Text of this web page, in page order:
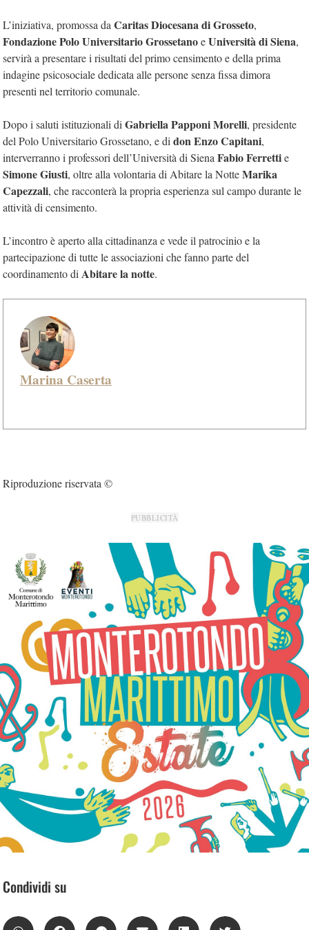
L’iniziativa, promossa da Caritas Diocesana di Grosseto,
Fondazione Polo Universitario GrossetanoeUniversità di Siena,
servirà a presentare i risultati del primo censimento e della prima
indagine psicosociale dedicata alle persone senza fissa dimora
presenti nel territorio comunale.
Dopo i saluti istituzionali di Gabriella Papponi Morelli, presidente
del Polo Universitario Grossetano, e di don Enzo Capitani,
interverranno i professori dell’Università di Siena Fabio Ferrettie
Simone Giusti, oltre alla volontaria di Abitare la NotteMarika
Capezzali, che racconterà la propria esperienza sul campo durante le
attività di censimento.
L’incontro è aperto alla cittadinanza e vede il patrocinio e la
partecipazione di tutte le associazioni che fanno parte del
coordinamento di Abitare la notte.
Marina Caserta
Riproduzione riservata ©
PUBBLICITÀ
Condividi su